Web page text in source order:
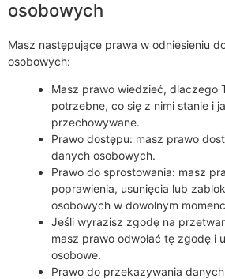
osobowych
Masz następujące prawa w odniesieniu
osobowych:
Masz prawo wiedzieć, dlaczego
potrzebne, co się z nimi stanie i
przechowywane.
Prawo dostępu: masz prawo
danych osobowych.
Prawo do sprostowania: masz
poprawienia, usunięcia lub
osobowych w dowolnym
Jeśli wyrazisz zgodę na
masz prawo odwołać tę zgodę i
osobowe.
Prawo do przekazywania